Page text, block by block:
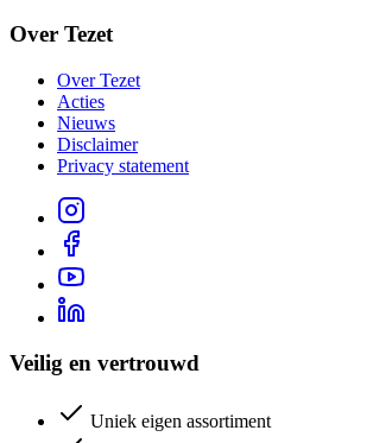
Over Tezet
Over Tezet
Acties
Nieuws
Disclaimer
Privacy statement
Veilig en vertrouwd
Uniek eigen assortiment